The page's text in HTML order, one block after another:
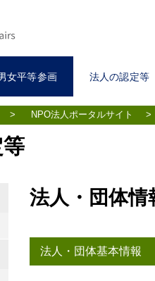
女平等参画 法人の認定等
> NPO法人ポータルサイト >
法人・団体情
法人・団体基本情報